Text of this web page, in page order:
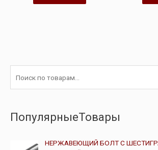
ПопулярныеТовары
НЕРЖАВЕЮЩИЙ БОЛТ С